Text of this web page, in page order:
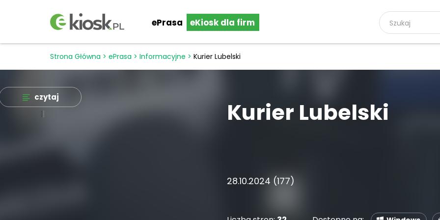
ePrasa eKiosk dla firm
Strona Główna > ePrasa > Informacyjne > Kurier Lubelski
czytaj
Kurier Lubelski
28.10.2024 (177)